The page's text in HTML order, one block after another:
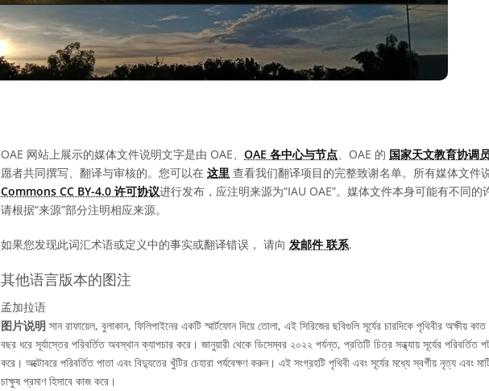
OAE 网站上展示的媒体文件说明文字是由 OAE、 OAE 各中心与节点、OAE 的 国家天文教育协调
愿者共同撰写、翻译与审核的。您可以在 这里 查看我们翻译项目的完整致谢名单。所有媒体文件
Commons CC BY-4.0 许可协议进行发布，应注明来源为“IAU OAE”。媒体文件本身可能有不同的
请根据“来源”部分注明相应来源。
如果您发现此词汇术语或定义中的事实或翻译错误， 请向 发邮件 联系.
其他语言版本的图注
孟加拉语
图片说明 সান রাফায়েল, বুলাকান, ফিলিপাইনের একটি স্মার্টফোন দিয়ে তোলা, এই সিরিজের ছবিগুলি সূর্যের চারদিকে পৃথিবীর অক্ষীয়
বছর ধরে সূর্যাস্তের পরিবর্তিত অবস্থান ক্যাপচার করে। জানুয়ারী থেকে ডিসেম্বর ২০২২ পর্যন্ত, প্রতিটি চিত্র সন্ধ্যায় সূর্যের
করে। অক্টোবরে পরিবর্তিত পাতা এবং বিদ্যুতের খুঁটির চেহারা পর্যবেক্ষণ করুন। এই সংগ্রহটি পৃথিবী এবং সূর্যের মধ্যে স্বর্গীয় নৃত্য এবং
চাক্ষুষ প্রমাণ হিসাবে কাজ করে।